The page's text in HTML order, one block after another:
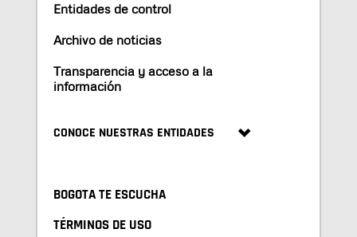
Entidades de control
Archivo de noticias
Transparencia y acceso a la
información
CONOCE NUESTRAS ENTIDADES
BOGOTA TE ESCUCHA
TÉRMINOS DE USO